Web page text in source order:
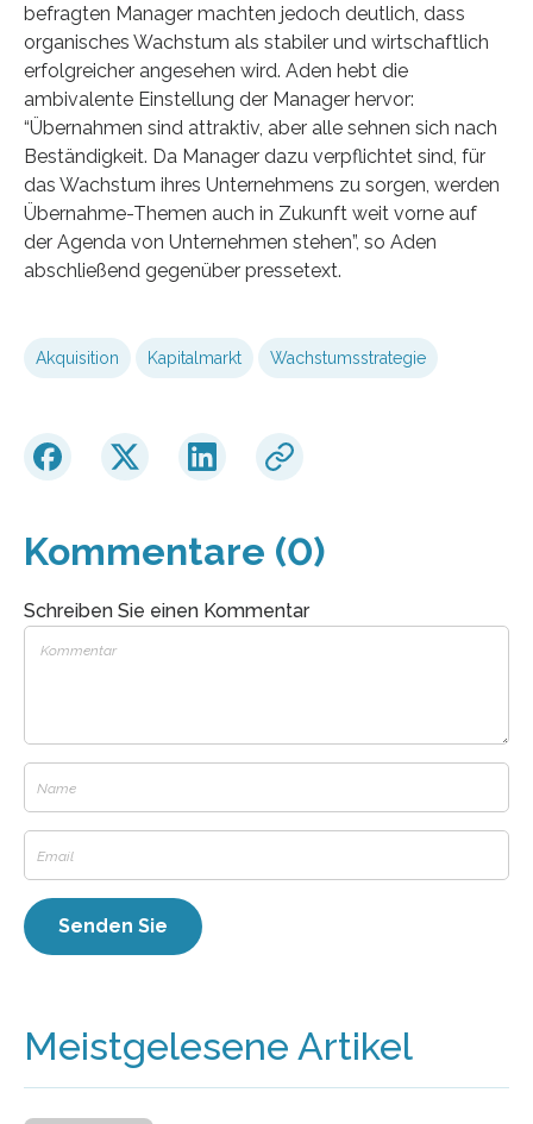
befragten Manager machten jedoch deutlich, dass
organisches Wachstum als stabiler und wirtschaftlich
erfolgreicher angesehen wird. Aden hebt die
ambivalente Einstellung der Manager hervor:
“Übernahmen sind attraktiv, aber alle sehnen sich nach
Beständigkeit. Da Manager dazu verpflichtet sind, für
das Wachstum ihres Unternehmens zu sorgen, werden
Übernahme-Themen auch in Zukunft weit vorne auf
der Agenda von Unternehmen stehen”, so Aden
abschließend gegenüber pressetext.
Akquisition Kapitalmarkt Wachstumsstrategie
Kommentare (0)
Schreiben Sie einen Kommentar
Meistgelesene Artikel